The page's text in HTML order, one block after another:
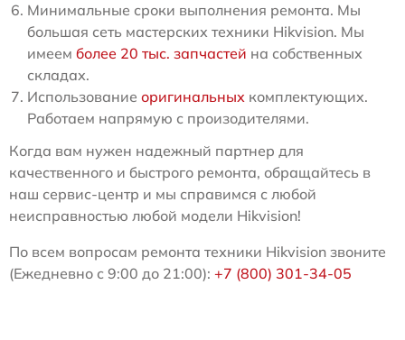
Минимальные сроки выполнения ремонта. Мы
большая сеть мастерских техники Hikvision. Мы
имеем более 20 тыс. запчастей на собственных
складах.
Использование оригинальных комплектующих.
Работаем напрямую с произодителями.
Когда вам нужен надежный партнер для
качественного и быстрого ремонта, обращайтесь в
наш сервис-центр и мы справимся с любой
неисправностью любой модели Hikvision!
По всем вопросам ремонта техники Hikvision звоните
(Ежедневно с 9:00 до 21:00): +7 (800) 301-34-05